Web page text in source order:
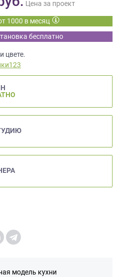
Цена за проект
1000 в месяц
бесплатно
цвете.
модель кухни